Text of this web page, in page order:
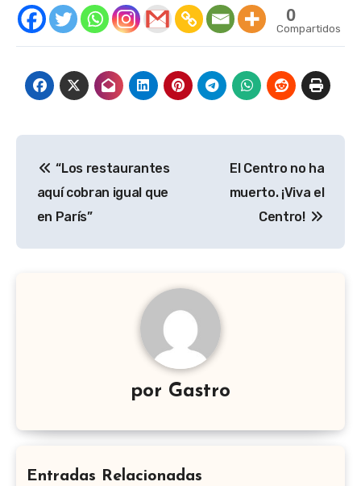
0
Compartidos
de
entradas
“Los restaurantes
aquí cobran igual que
en París”
El Centro no ha
muerto. ¡Viva el
Centro!
por Gastro
Entradas Relacionadas